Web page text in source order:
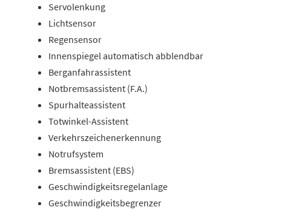
Servolenkung
Lichtsensor
Regensensor
Innenspiegel automatisch abblendbar
Berganfahrassistent
Notbremsassistent (F.A.)
Spurhalteassistent
Totwinkel-Assistent
Verkehrszeichenerkennung
Notrufsystem
Bremsassistent (EBS)
Geschwindigkeitsregelanlage
Geschwindigkeitsbegrenzer